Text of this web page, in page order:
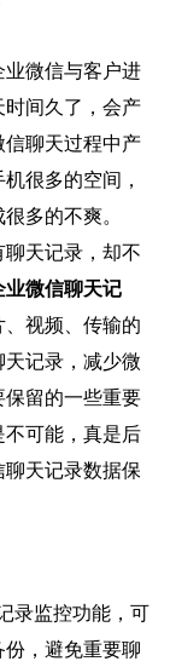
微信与客户进
间久了，会产
聊天过程中产
很多的空间，
多的不爽。
天记录，却不
业微信聊天记
、视频、传输的
记录，减少微
留的一些重要
不可能，真是后
聊天记录数据保
录监控功能，可
，避免重要聊